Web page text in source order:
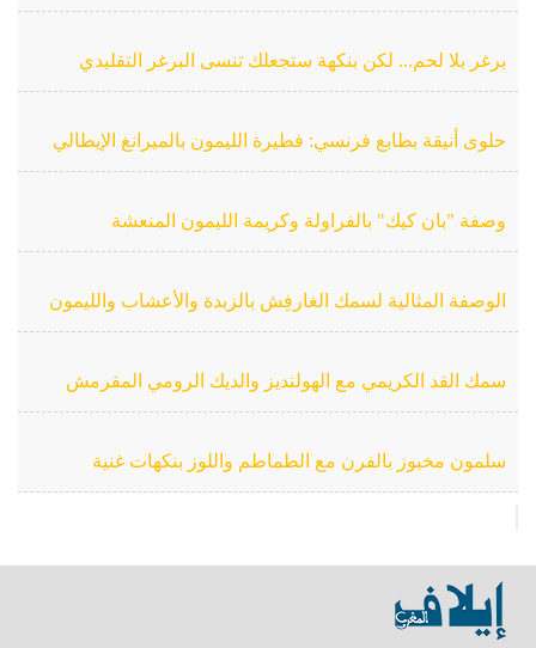
برغر بلا لحم... لكن بنكهة ستجعلك تنسى البرغر التقليدي
حلوى أنيقة بطابع فرنسي: فطيرة الليمون بالميرانغ الإيطالي
وصفة "بان كيك" بالفراولة وكريمة الليمون المنعشة
الوصفة المثالية لسمك الغارفِش بالزبدة والأعشاب والليمون
سمك القد الكريمي مع الهولنديز والديك الرومي المقرمش
سلمون مخبوز بالفرن مع الطماطم واللوز بنكهات غنية